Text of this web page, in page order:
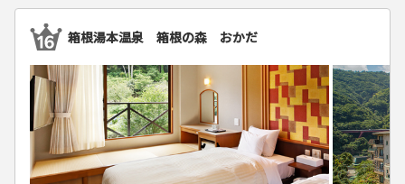
箱根湯本温泉 箱根の森 おかだ